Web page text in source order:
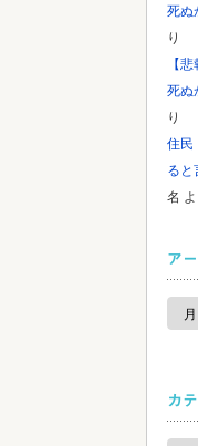
死ぬ
り
【
死ぬ
り
住民
ると
名
ア
ア
カ
カ